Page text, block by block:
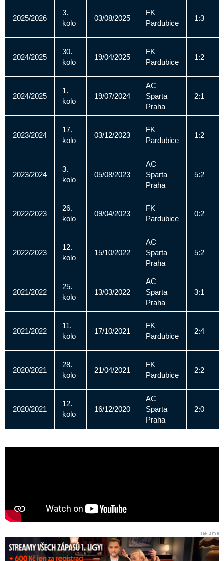
2025/2026
3.
kolo
03/08/2025
FK
Pardubice
1:3
2024/2025
30.
kolo
19/04/2025
FK
Pardubice
1:2
2024/2025
1.
kolo
19/07/2024
AC
Sparta
Praha
2:1
2023/2024
17.
kolo
03/12/2023
FK
Pardubice
1:2
2023/2024
3.
kolo
05/08/2023
AC
Sparta
Praha
5:2
2022/2023
26.
kolo
09/04/2023
FK
Pardubice
0:2
2022/2023
12.
kolo
15/10/2022
AC
Sparta
Praha
5:2
2021/2022
25.
kolo
13/03/2022
AC
Sparta
Praha
3:1
2021/2022
11.
kolo
17/10/2021
FK
Pardubice
2:4
2020/2021
28.
kolo
21/04/2021
FK
Pardubice
2:2
2020/2021
12.
kolo
16/12/2020
AC
Sparta
Praha
2:0